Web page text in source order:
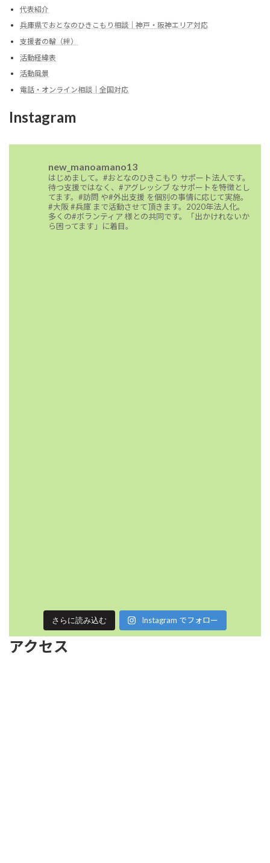
代表紹介
兵庫県でおとなのひきこもり相談｜神戸・阪神エリア対応
支援者の輪（絆）
活動経緯表
活動風景
電話・オンライン相談｜全国対応
Instagram
new_manoamano13
はじめまして。#おとなのひきこもり サポート法人です。
待つ支援ではなく、#アグレッシブ なサポートを特徴とし
てます。#訪問 や#外出支援 を個別の事情に応じて実施。
#大阪 #兵庫 まで活動させて頂きます。2020年法人化。
多くの#ボランティア 様との共同です。「出かけれないか
ら困ってます」に着目。
さらに読み込む Instagram でフォロー
アクセス